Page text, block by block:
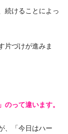
続けることによっ
片づけが進みま
のって違います。
、「今日はハー